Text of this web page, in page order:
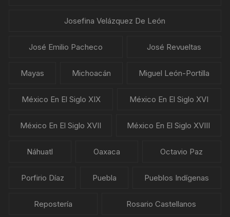
Josefina Velázquez De León
José Emilio Pacheco José Revueltas
Mayas Michoacán Miguel León-Portilla
México En El Siglo XIX México En El Siglo XVI
México En El Siglo XVII México En El Siglo XVIII
Náhuatl Oaxaca Octavio Paz
Porfirio Díaz Puebla Pueblos Indígenas
Repostería Rosario Castellanos